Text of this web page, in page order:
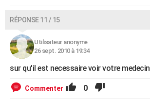
RÉPONSE 11 / 15
Utilisateur anonyme
26 sept. 2010 à 19:34
sur qu'il est necessaire voir votre medecin
Commenter 0